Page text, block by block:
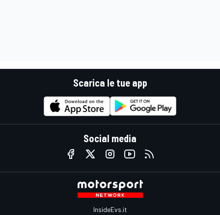
Scarica le tue app
Social media
InsideEvs.it